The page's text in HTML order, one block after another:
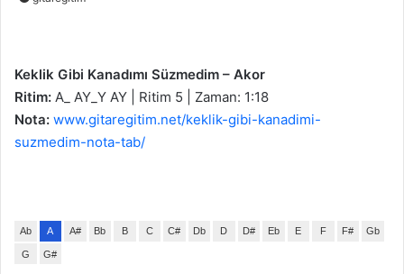
Keklik Gibi Kanadımı Süzmedim – Akor
Ritim: A_ AY_Y AY | Ritim 5 | Zaman: 1:18
Nota: www.gitaregitim.net/keklik-gibi-kanadimi-
suzmedim-nota-tab/
Ab A A# Bb B C C# Db D D# Eb E F F# Gb
G G#